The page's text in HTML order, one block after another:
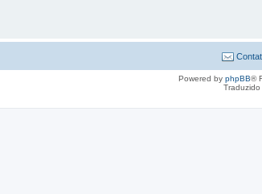
Powered by phpBB®
Traduzido